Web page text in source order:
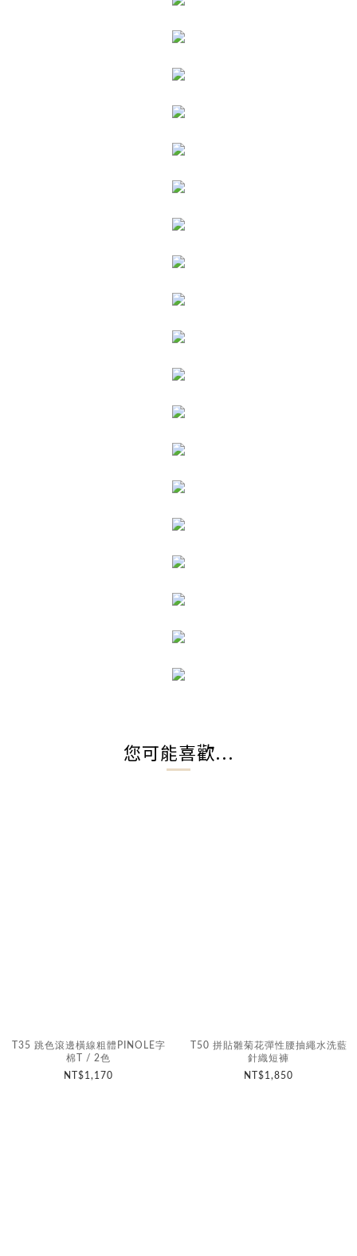
您可能喜歡...
T35 跳色滾邊橫線粗體PINOLE字
棉T / 2色
NT$1,170
T50 拼貼雛菊花彈性腰抽繩水洗藍
針織短褲
NT$1,850